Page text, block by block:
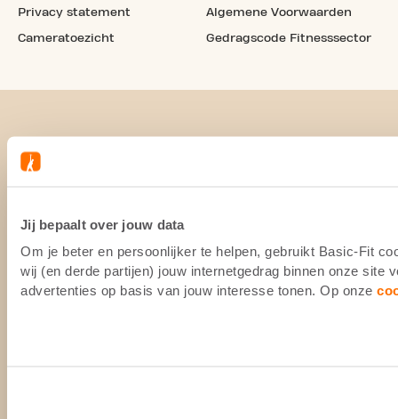
Jij bepaalt over jouw data
Om je beter en persoonlijker te helpen, gebruikt Basic-Fit
wij (en derde partijen) jouw internetgedrag binnen onze site
advertenties op basis van jouw interesse tonen. Op onze
Privacy statement
Cameratoezicht
Algemene Voorwaarden
Gedragscode Fitnesssector